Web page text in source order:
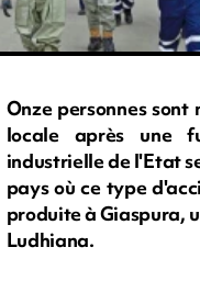
Onze personnes
locale après une
industrielle de l'Etat
pays où ce type
produite à Giaspura,
Ludhiana.